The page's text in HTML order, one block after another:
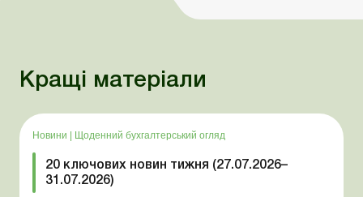
Кращі матеріали
Новини Щоденний бухгалтерський огляд
20 ключових новин тижня (27.07.2026–
31.07.2026)